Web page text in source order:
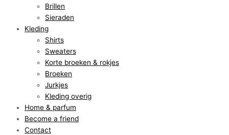
Brillen
Sieraden
Kleding
Shirts
Sweaters
Korte broeken & rokjes
Broeken
Jurkjes
Kleding overig
Home & parfum
Become a friend
Contact